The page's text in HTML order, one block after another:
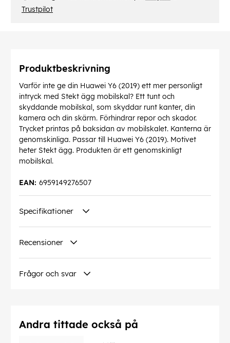
Trustpilot
Produktbeskrivning
Varför inte ge din Huawei Y6 (2019) ett mer personligt
intryck med Stekt ägg mobilskal? Ett tunt och
skyddande mobilskal, som skyddar runt kanter, din
kamera och din skärm. Förhindrar repor och skador.
Trycket printas på baksidan av mobilskalet. Kanterna är
genomskinliga. Passar till Huawei Y6 (2019). Motivet
heter Stekt ägg. Produkten är ett genomskinligt
mobilskal.
6959149276507
EAN:
Specifikationer
Recensioner
Frågor och svar
Andra tittade också på